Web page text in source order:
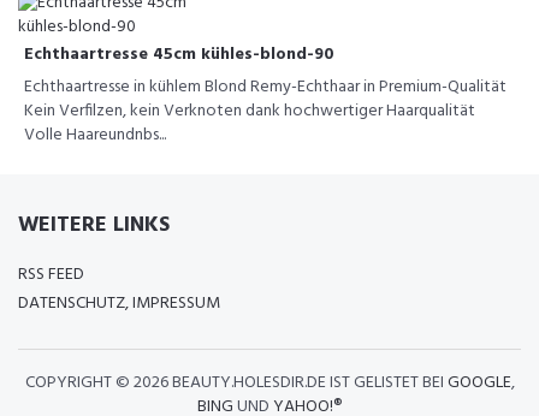
Echthaartresse 45cm kühles-blond-90
Echthaartresse in kühlem Blond Remy-Echthaar in Premium-Qualität
Kein Verfilzen, kein Verknoten dank hochwertiger Haarqualität
Volle Haareundnbs...
WEITERE LINKS
RSS FEED
DATENSCHUTZ, IMPRESSUM
COPYRIGHT ©2026 BEAUTY.HOLESDIR.DE IST GELISTET BEIGOOGLE,
BINGUND YAHOO!®